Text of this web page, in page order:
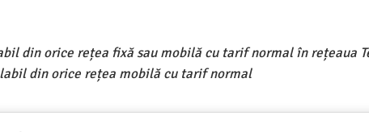
din orice rețea fixă sau mobilă cu tarif normal în rețeaua
din orice rețea mobilă cu tarif normal